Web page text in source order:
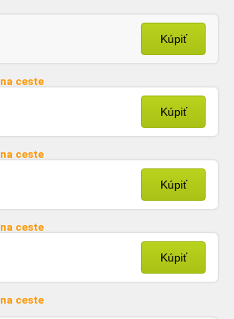
Kúpiť
na ceste
Kúpiť
na ceste
Kúpiť
na ceste
Kúpiť
na ceste